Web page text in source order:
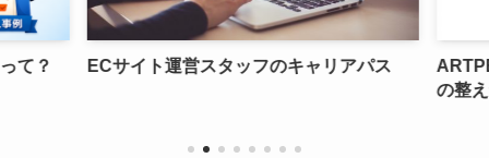
て？ ECサイト運営スタッフのキャリアパス
の整え